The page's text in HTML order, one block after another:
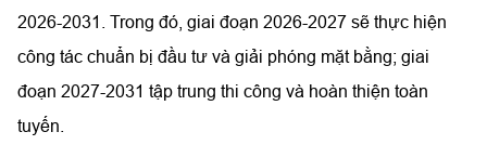
2026-2031. Trong đó, giai đoạn 2026-2027 sẽ thực hiện
công tác chuẩn bị đầu tư và giải phóng mặt bằng; giai
đoạn 2027-2031 tập trung thi công và hoàn thiện toàn
tuyến.